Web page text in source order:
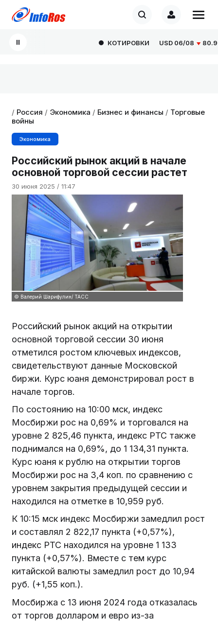
КОТИРОВКИ USD06/08 80.9293
/ Россия / Экономика / Бизнес и финансы / Торговые
войны
Экономика
Российский рынок акций в начале
основной торговой сессии растет
30 июня 2025 / 11:47
© Валерий Шарифулин/ ТАСС
Российский рынок акций на открытии
основной торговой сессии 30 июня
отметился ростом ключевых индексов,
свидетельствуют данные Московской
биржи. Курс юаня демонстрировал рост в
начале торгов.
По состоянию на 10:00 мск, индекс
Мосбиржи рос на 0,69% и торговался на
уровне 2 825,46 пункта, индекс РТС также
поднимался на 0,69%, до 1 134,31 пункта.
Курс юаня к рублю на открытии торгов
Мосбиржи рос на 3,4 коп. по сравнению с
уровнем закрытия предыдущей сессии и
находился на отметке в 10,959 руб.
К 10:15 мск индекс Мосбиржи замедлил рост
и составлял 2 822,17 пункта (+0,57%),
индекс РТС находился на уровне 1 133
пункта (+0,57%). Вместе с тем курс
китайской валюты замедлил рост до 10,94
руб. (+1,55 коп.).
Мосбиржа с 13 июня 2024 года отказалась
от торгов долларом и евро из-за